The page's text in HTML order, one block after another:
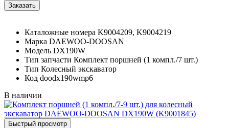
Каталожные номера K9004209, K9004219
Марка DAEWOO-DOOSAN
Модель DX190W
Тип запчасти Комплект поршней (1 компл./7 шт.)
Тип Колесный экскаватор
Код doodx190wmp6
В наличии